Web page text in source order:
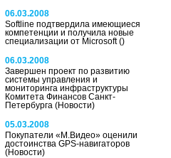
06.03.2008
Softline подтвердила имеющиеся
компетенции и получила новые
специализации от Microsoft()
06.03.2008
Завершен проект по развитию
системы управления и
мониторинга инфраструктуры
Комитета Финансов Санкт-
Петербурга(Новости)
05.03.2008
Покупатели «М.Видео» оценили
достоинства GPS-навигаторов
(Новости)